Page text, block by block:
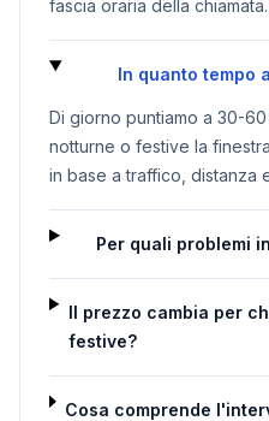
fascia oraria della chiamata.
In quanto tempo
Di giorno puntiamo a 30-60
notturne o festive la
in base a traffico, distanza
Per quali problemi
Il prezzo cambia per
festive?
Cosa comprende